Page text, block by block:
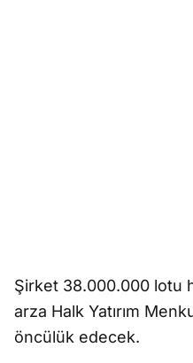
Şirket 38.000.000 lotu
arza Halk Yatırım
öncülük edecek.